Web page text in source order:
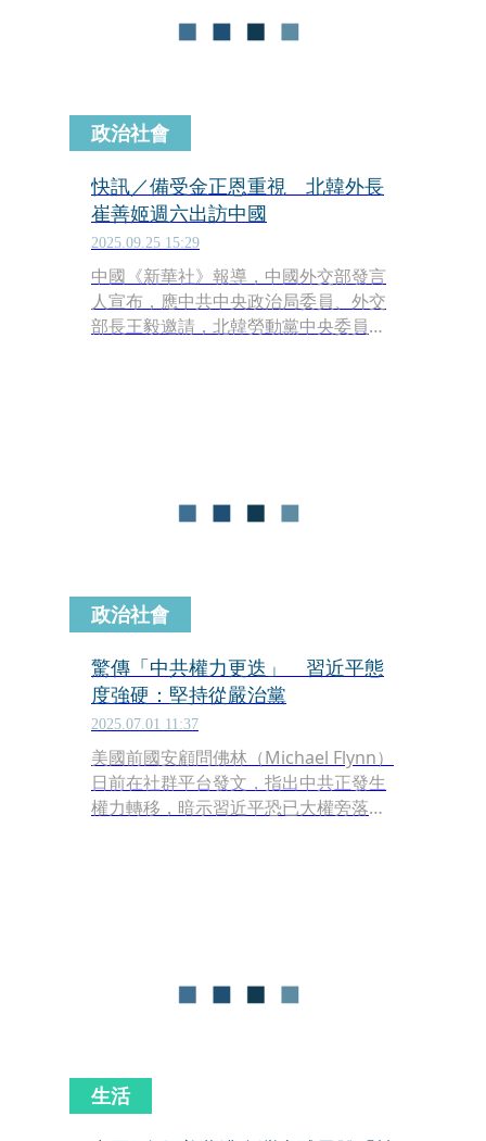
政治社會
快訊／備受金正恩重視 北韓外長
崔善姬週六出訪中國
2025.09.25 15:29
中國《新華社》報導，中國外交部發言
人宣布，應中共中央政治局委員、外交
部長王毅邀請，北韓勞動黨中央委員會
政治社會
驚傳「中共權力更迭」 習近平態
度強硬：堅持從嚴治黨
2025.07.01 11:37
美國前國安顧問佛林（Michael Flynn）
日前在社群平台發文，指出中共正發生
權力轉移，暗示習近平恐已大權旁落。
生活